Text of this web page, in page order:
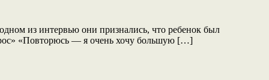
из интервью они признались, что ребенок был
«Повторюсь — я очень хочу большую […]